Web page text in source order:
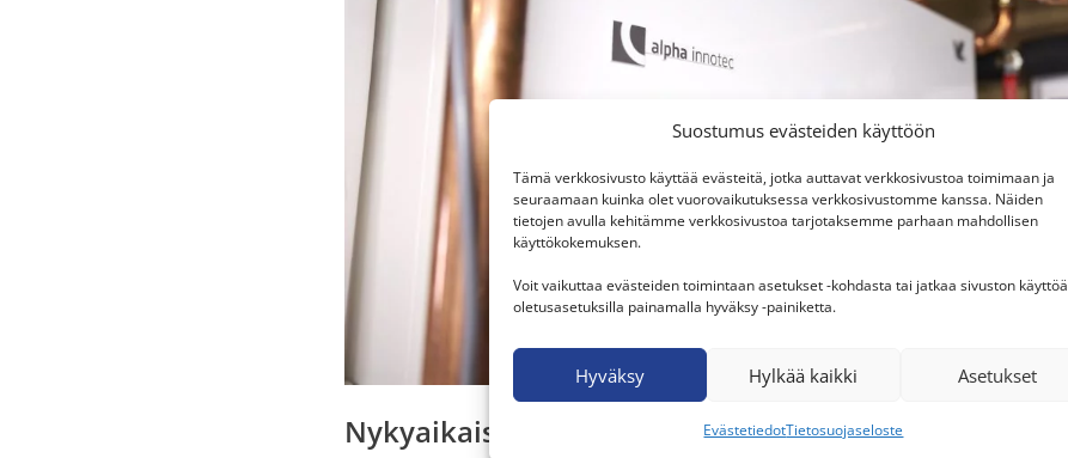
Suostumus evästeiden käyttöön
Tämä verkkosivusto käyttää evästeitä, jotka auttavat verkkosivustoa toimimaan ja
seuraamaan kuinka olet vuorovaikutuksessa verkkosivustomme kanssa. Näiden
tietojen avulla kehitämme verkkosivustoa tarjotaksemme parhaan mahdollisen
käyttökokemuksen.
Voit vaikuttaa evästeiden toimintaan asetukset -kohdasta tai jatkaa sivuston käyttöä
oletusasetuksilla painamalla hyväksy -painiketta.
Hyväksy Hylkää kaikki Asetukset
EvästetiedotTietosuojaseloste
Nykyaikaista teknologiaa